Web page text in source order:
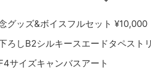
グッズ&ボイスフルセット ¥10,000
ろしB2シルキースエードタペスト
サイズキャンバスアート